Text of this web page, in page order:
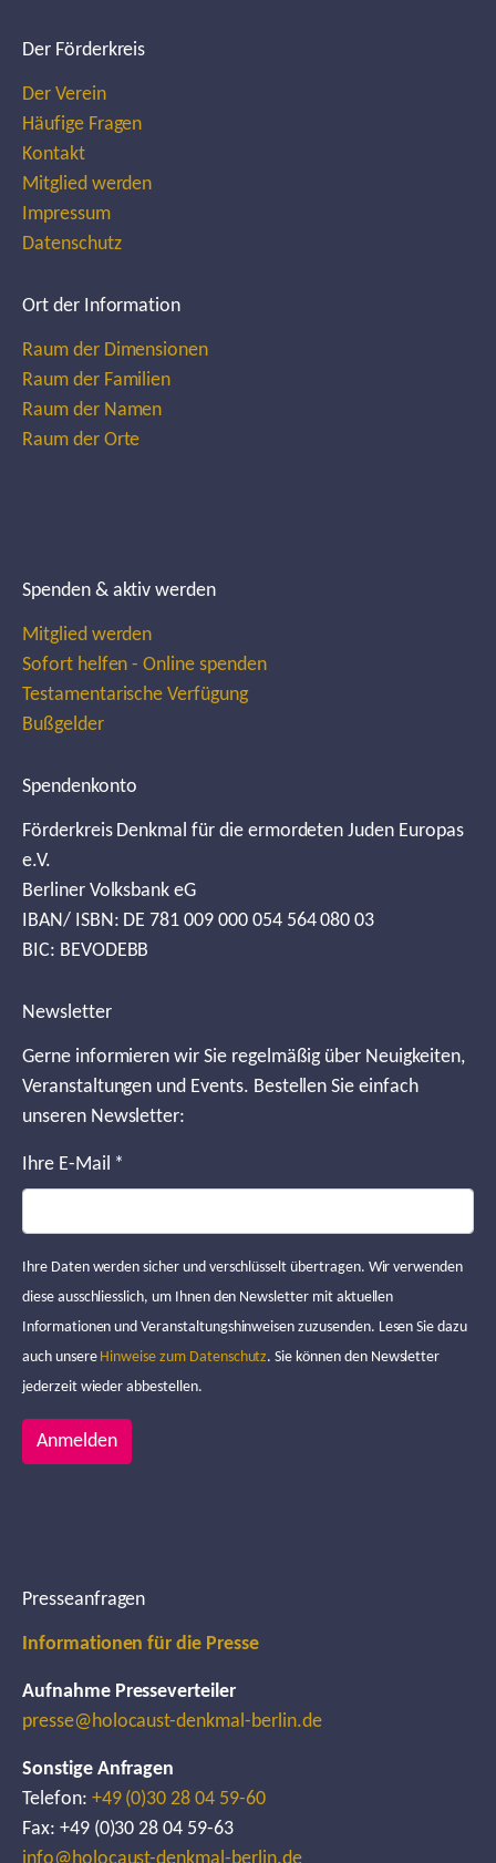
Der Förderkreis
Der Verein
Häufige Fragen
Kontakt
Mitglied werden
Impressum
Datenschutz
Ort der Information
Raum der Dimensionen
Raum der Familien
Raum der Namen
Raum der Orte
Spenden & aktiv werden
Mitglied werden
Sofort helfen - Online spenden
Testamentarische Verfügung
Bußgelder
Spendenkonto
Förderkreis Denkmal für die ermordeten Juden Europas
e.V.
Berliner Volksbank eG
IBAN/ ISBN: DE 781 009 000 054 564 080 03
BIC: BEVODEBB
Newsletter
Gerne informieren wir Sie regelmäßig über Neuigkeiten,
Veranstaltungen und Events. Bestellen Sie einfach
unseren Newsletter:
Ihre E-Mail *
Ihre Daten werden sicher und verschlüsselt übertragen. Wir verwenden
diese ausschliesslich, um Ihnen den Newsletter mit aktuellen
Informationen und Veranstaltungshinweisen zuzusenden. Lesen Sie dazu
auch unsere Hinweise zum Datenschutz. Sie können den Newsletter
jederzeit wieder abbestellen.
Anmelden
Presseanfragen
Informationen für die Presse
Aufnahme Presseverteiler
presse@holocaust-denkmal-berlin.de
Sonstige Anfragen
Telefon: +49 (0)30 28 04 59-60
Fax: +49 (0)30 28 04 59-63